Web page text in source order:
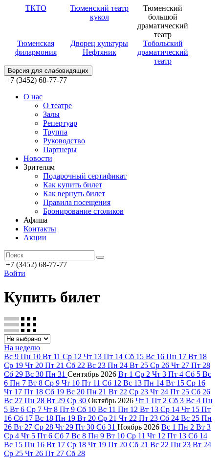
ТКТО
Тюменский театр
кукол
Тюменский
большой
драматический
театр
Тюменская
филармония
Дворец культуры
Нефтяник
Тобольский
драматический
театр
Версия для слабовидящих
+7 (3452) 68-77-77
О нас
О театре
Залы
Репертуар
Труппа
Руководство
Партнеры
Новости
Зрителям
Подарочный сертификат
Как купить билет
Как вернуть билет
Правила посещения
Бронирование столиков
Афиша
Контакты
Акции
+7 (3452) 68-77-77
Войти
Купить билет
На неделю
Вс 9 Пн 10 Вт 11 Ср 12 Чт 13 Пт 14 Сб 15 Вс 16 Пн 17 Вт 18
Ср 19 Чт 20 Пт 21 Сб 22 Вс 23 Пн 24 Вт 25 Ср 26 Чт 27 Пт 28
Сб 29 Вс 30 Пн 31 Сентябрь 2026 Вт 1 Ср 2 Чт 3 Пт 4 Сб 5 Вс
6 Пн 7 Вт 8 Ср 9 Чт 10 Пт 11 Сб 12 Вс 13 Пн 14 Вт 15 Ср 16
Чт 17 Пт 18 Сб 19 Вс 20 Пн 21 Вт 22 Ср 23 Чт 24 Пт 25 Сб 26
Вс 27 Пн 28 Вт 29 Ср 30 Октябрь 2026 Чт 1 Пт 2 Сб 3 Вс 4 Пн
5 Вт 6 Ср 7 Чт 8 Пт 9 Сб 10 Вс 11 Пн 12 Вт 13 Ср 14 Чт 15 Пт
16 Сб 17 Вс 18 Пн 19 Вт 20 Ср 21 Чт 22 Пт 23 Сб 24 Вс 25 Пн
26 Вт 27 Ср 28 Чт 29 Пт 30 Сб 31 Ноябрь 2026 Вс 1 Пн 2 Вт 3
Ср 4 Чт 5 Пт 6 Сб 7 Вс 8 Пн 9 Вт 10 Ср 11 Чт 12 Пт 13 Сб 14
Вс 15 Пн 16 Вт 17 Ср 18 Чт 19 Пт 20 Сб 21 Вс 22 Пн 23 Вт 24
Ср 25 Чт 26 Пт 27 Сб 28